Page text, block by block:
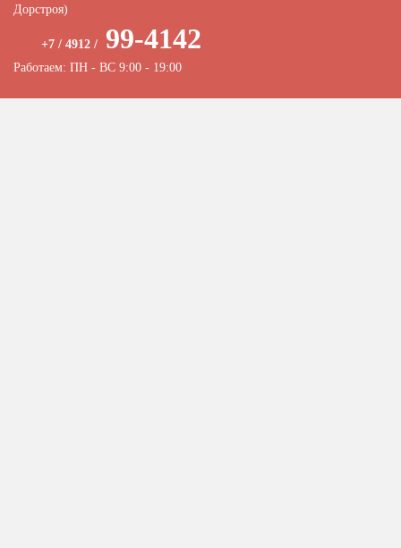
Дорстроя)
+7 / 4912 / 99-4142
Работаем: ПН - ВС 9:00 - 19:00